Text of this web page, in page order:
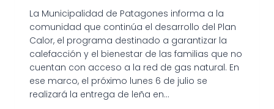
La Municipalidad de Patagones informa a la
comunidad que continúa el desarrollo del Plan
Calor, el programa destinado a garantizar la
calefacción y el bienestar de las familias que no
cuentan con acceso a la red de gas natural. En
ese marco, el próximo lunes 6 de julio se
realizará la entrega de leña en…